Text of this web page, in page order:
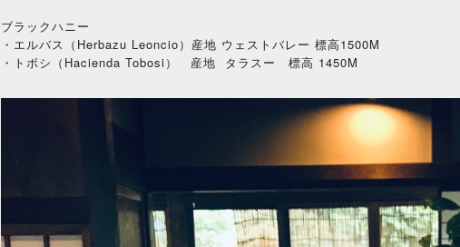
ブラックハニー
・エルバス（Herbazu Leoncio）産地 ウェストバレー 標高1500M
・トボシ（ Hacienda Tobosi ） 産地 タラスー 標高 1450M